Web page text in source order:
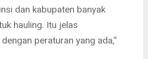
dan kabupaten banyak
hauling. Itu jelas
peraturan yang ada,”